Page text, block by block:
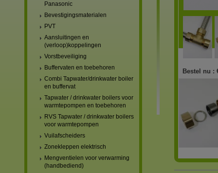
Panasonic
Bevestigingsmaterialen
PVT
Aansluitingen en
(verloop)koppelingen
Vorstbeveiliging
Buffervaten en toebehoren
Combi Tapwater/drinkwater boiler
en buffervat
Tapwater / drinkwater boilers voor
warmtepompen en toebehoren
RVS Tapwater / drinkwater boilers
voor warmtepompen
Vuilafscheiders
Zonekleppen elektrisch
Mengventielen voor verwarming
(handbediend)
Bestel nu :